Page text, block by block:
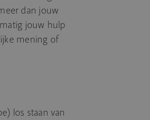
dan jouw
jouw hulp
mening of
los staan van